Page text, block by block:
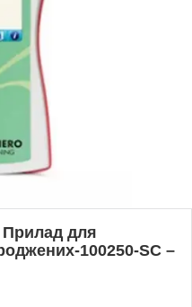
Прилад для
100250-SC –